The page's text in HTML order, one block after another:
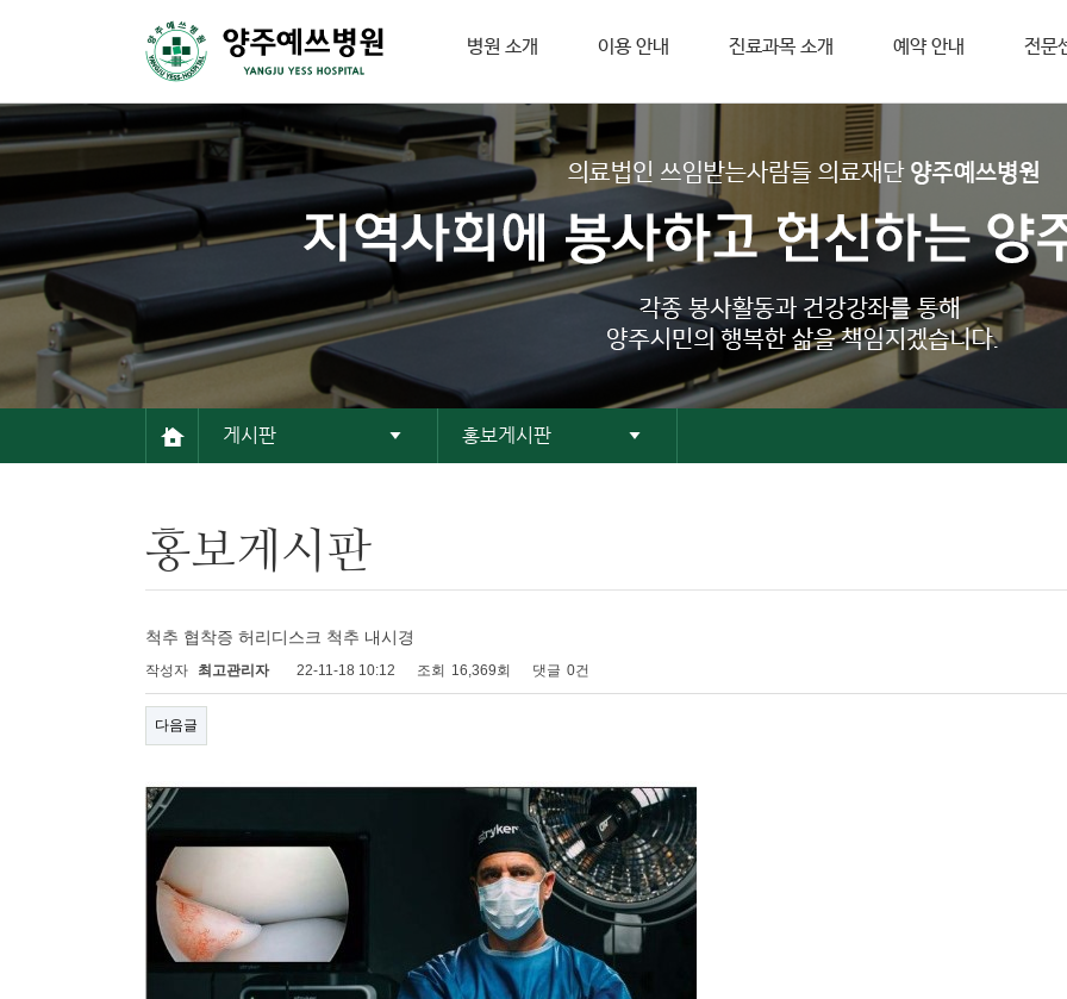
병원 소개 이용 안내 진료과목 소개 예약 안내 전문
게시판 홍보게시판
홍보게시판
척추 협착증 허리디스크 척추 내시경
작성자 최고관리자 22-11-18 10:12 조회 16,369회 댓글 0건
다음글